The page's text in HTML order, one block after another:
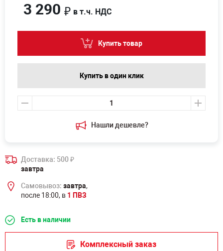
Нашли дешевле?
3 290 ₽ в т.ч. НДС
Купить товар
Купить в один клик
Доставка: 500₽
завтра
Самовывоз: завтра,
после 18:00, в 1 ПВЗ
Есть в наличии
Комплексный заказ